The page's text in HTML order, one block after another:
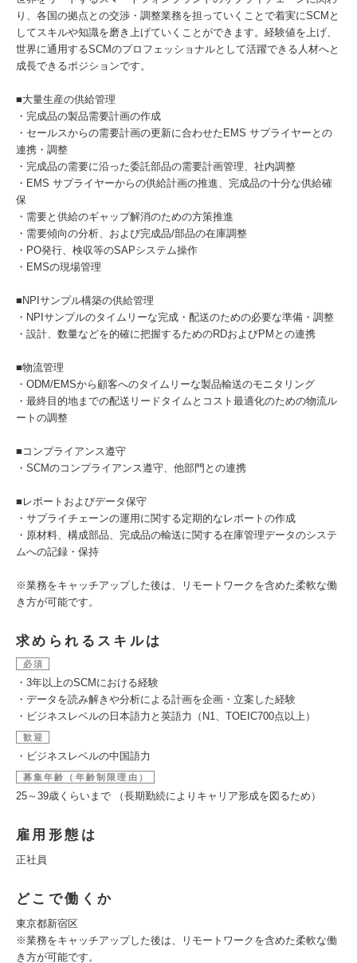
り、各国の拠点との交渉・調整業務を担っていくことで着実にSCMと
してスキルや知識を磨き上げていくことができます。経験値を上げ、
世界に通用するSCMのプロフェッショナルとして活躍できる人材へと
成長できるポジションです。
■大量生産の供給管理
・完成品の製品需要計画の作成
・セールスからの需要計画の更新に合わせたEMS サプライヤーとの
連携・調整
・完成品の需要に沿った委託部品の需要計画管理、社内調整
・EMS サプライヤーからの供給計画の推進、完成品の十分な供給確
保
・需要と供給のギャップ解消のための方策推進
・需要傾向の分析、および完成品/部品の在庫調整
・PO発行、検収等のSAPシステム操作
・EMSの現場管理
■NPIサンプル構築の供給管理
・NPIサンプルのタイムリーな完成・配送のための必要な準備・調整
・設計、数量などを的確に把握するためのRDおよびPMとの連携
■物流管理
・ODM/EMSから顧客へのタイムリーな製品輸送のモニタリング
・最終目的地までの配送リードタイムとコスト最適化のための物流ル
ートの調整
■コンプライアンス遵守
・SCMのコンプライアンス遵守、他部門との連携
■レポートおよびデータ保守
・サプライチェーンの運用に関する定期的なレポートの作成
・原材料、構成部品、完成品の輸送に関する在庫管理データのシステ
ムへの記録・保持
※業務をキャッチアップした後は、リモートワークを含めた柔軟な働
き方が可能です。
求められるスキルは
必須
・3年以上のSCMにおける経験
・データを読み解きや分析による計画を企画・立案した経験
・ビジネスレベルの日本語力と英語力（N1、TOEIC700点以上）
歓迎
・ビジネスレベルの中国語力
募集年齢（年齢制限理由）
25～39歳くらいまで （長期勤続によりキャリア形成を図るため）
雇用形態は
正社員
どこで働くか
東京都新宿区
※業務をキャッチアップした後は、リモートワークを含めた柔軟な働
き方が可能です。